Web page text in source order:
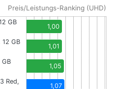
Preis/Leistungs-Ranking (UHD)
GB
1,00
12 GB
1,01
GB
1,05
Red,
1,07